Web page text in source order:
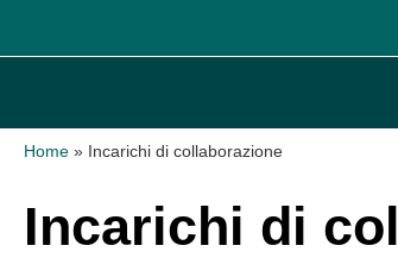
Home » Incarichi di collaborazione
Incarichi di